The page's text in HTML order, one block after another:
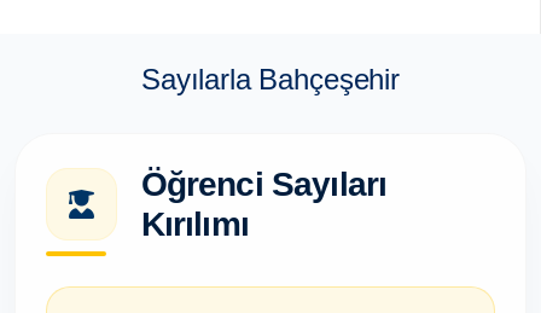
Sayılarla Bahçeşehir
Öğrenci Sayıları
Kırılımı